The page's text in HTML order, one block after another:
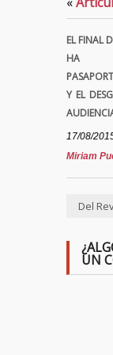
EL FINAL
HA
Y EL
17/08/
Miriam
Del
UN